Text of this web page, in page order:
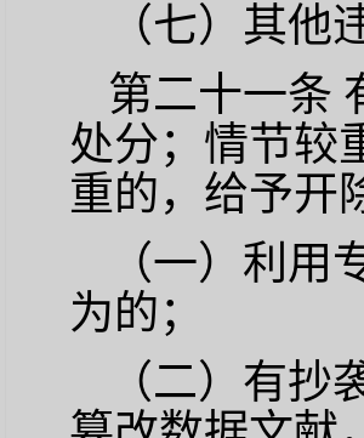
（七）其他
第二十一条
处分；情节较
重的，给予开
（一）利
为的；
（二）有